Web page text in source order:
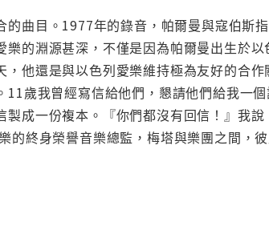
的曲目。1977年的錄音，帕爾曼與寇伯斯
樂的淵源甚深，不僅是因為帕爾曼出生於
，他還是與以色列愛樂維持極為友好的合
11歲我曾經寫信給他們，懇請他們給我一
製成一份複本。『你們都沒有回信！』我
的終身榮譽音樂總監，梅塔與樂團之間，